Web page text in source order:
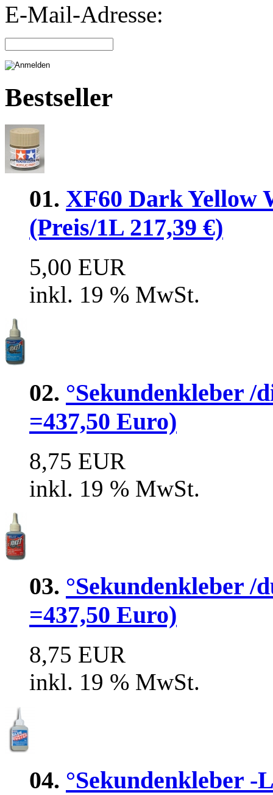
E-Mail-Adresse:
Bestseller
01. XF60 Dark Yellow
(Preis/1L 217,39 €)
5,00 EUR
inkl. 19 % MwSt.
02. °Sekundenkleber /
=437,50 Euro)
8,75 EUR
inkl. 19 % MwSt.
03. °Sekundenkleber /
=437,50 Euro)
8,75 EUR
inkl. 19 % MwSt.
04. °Sekundenkleber